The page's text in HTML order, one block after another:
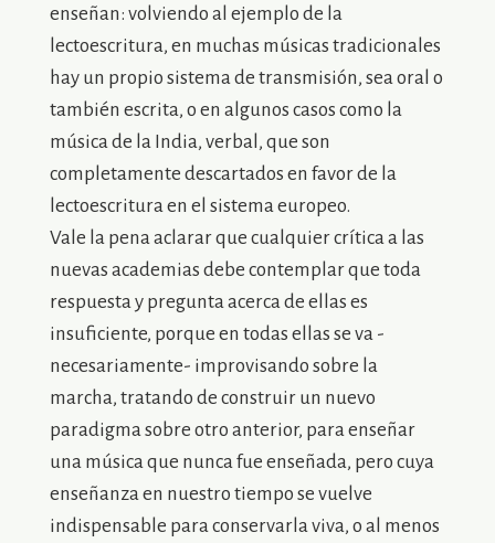
enseñan: volviendo al ejemplo de la
lectoescritura, en muchas músicas tradicionales
hay un propio sistema de transmisión, sea oral o
también escrita, o en algunos casos como la
música de la India, verbal, que son
completamente descartados en favor de la
lectoescritura en el sistema europeo.
Vale la pena aclarar que cualquier crítica a las
nuevas academias debe contemplar que toda
respuesta y pregunta acerca de ellas es
insuficiente, porque en todas ellas se va -
necesariamente- improvisando sobre la
marcha, tratando de construir un nuevo
paradigma sobre otro anterior, para enseñar
una música que nunca fue enseñada, pero cuya
enseñanza en nuestro tiempo se vuelve
indispensable para conservarla viva, o al menos